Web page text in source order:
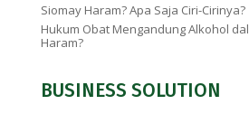
Siomay Haram? Apa Saja Ciri-Cirinya?
Hukum Obat Mengandung Alkohol
Haram?
BUSINESS SOLUTION